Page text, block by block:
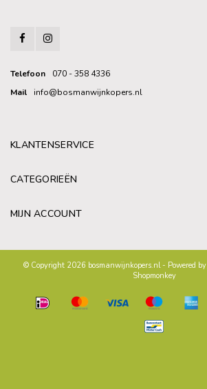
Telefoon
070 - 358 4336
Mail
info@bosmanwijnkopers.nl
KLANTENSERVICE
CATEGORIEËN
MIJN ACCOUNT
© Copyright 2026 bosmanwijnkopers.nl - Powered by
Shopmonkey